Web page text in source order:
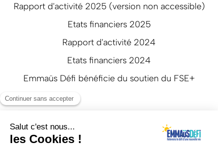
Rapport d'activité 2025 (version non accessible)
Etats financiers 2025
Rapport d'activité 2024
Etats financiers 2024
Emmaüs Défi bénéficie du soutien du FSE+